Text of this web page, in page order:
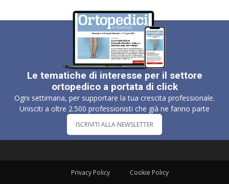
Le tematiche di interesse per il settore
ortopedico a portata di click
Ogni settimana, per supportare la tua crescita professionale.
Unisciti a oltre 2.500 professionisti che già ne fanno parte
ISCRIVITI ALLA NEWSLETTER
Privacy Policy Cookie Policy